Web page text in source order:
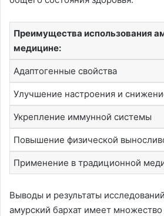
Преимущества использования
медицине:
Адаптогенные свойства
Улучшение настроения и
Укрепление иммунной системы
Повышение физической
Применение в традиционной
Выводы и результаты
амурский бархат имеет